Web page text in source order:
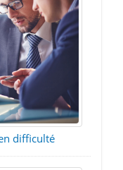
difficulté